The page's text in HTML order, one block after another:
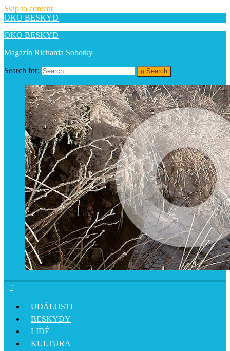
Skip to content
OKO BESKYD
OKO BESKYD
Magazín Richarda Sobotky
Search for: Search
UDÁLOSTI
BESKYDY
LIDÉ
KULTURA